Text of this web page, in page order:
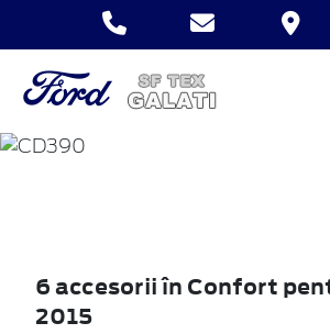
GALAXY
6 accesorii în Confort
2015